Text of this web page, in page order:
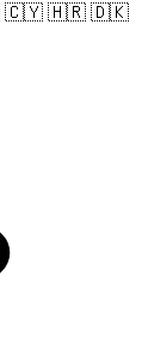
🇨🇾 🇭🇷 🇩🇰